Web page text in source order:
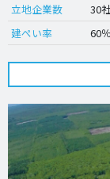
立地企業数
30
建ぺい率
60％